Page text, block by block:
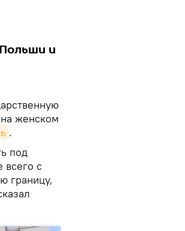
и
женском
.
под
всего с
границу,